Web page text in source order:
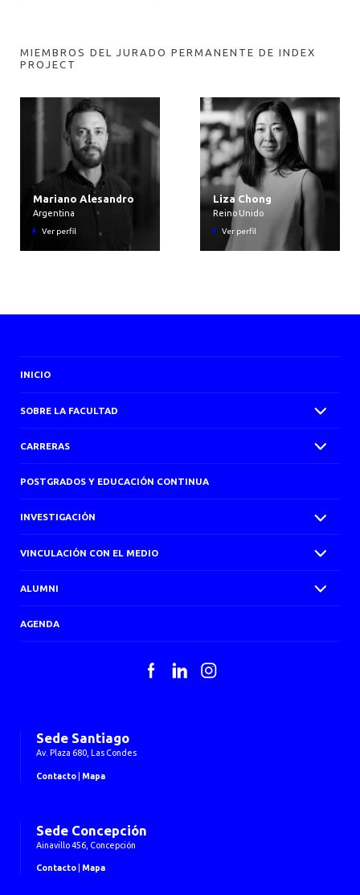
MIEMBROS DEL JURADO PERMANENTE DE INDEX
PROJECT
Mariano Alesandro
Argentina
Ver perfil
Liza Chong
Reino Unido
Ver perfil
INICIO
SOBRE LA FACULTAD
CARRERAS
POSTGRADOS Y EDUCACIÓN CONTINUA
INVESTIGACIÓN
VINCULACIÓN CON EL MEDIO
ALUMNI
AGENDA
FacebookLinkedInInstagram
Sede Santiago
Av. Plaza 680, Las Condes
Contacto Mapa
Sede Concepción
Ainavillo 456, Concepción
Contacto Mapa